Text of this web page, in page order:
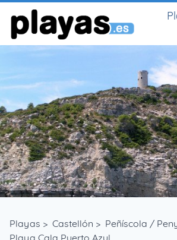
Playas > Castellón > Peñíscola /
Playa Cala Puerto Azul